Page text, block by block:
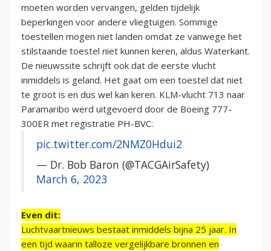
moeten worden vervangen, gelden tijdelijk
beperkingen voor andere vliegtuigen. Sommige
toestellen mogen niet landen omdat ze vanwege het
stilstaande toestel niet kunnen keren, aldus Waterkant.
De nieuwssite schrijft ook dat de eerste vlucht
inmiddels is geland. Het gaat om een toestel dat niet
te groot is en dus wel kan keren. KLM-vlucht 713 naar
Paramaribo werd uitgevoerd door de Boeing 777-
300ER met registratie PH-BVC:
pic.twitter.com/2NMZ0Hdui2
— Dr. Bob Baron (@TACGAirSafety)
March 6, 2023
Even dit:
Luchtvaartnieuws bestaat inmiddels bijna 25 jaar. In
een tijd waarin talloze vergelijkbare bronnen en